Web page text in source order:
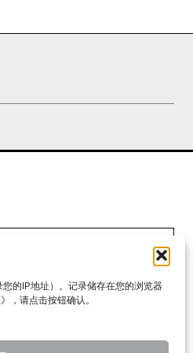
的IP地址）。记录储存在您的浏览器
，请点击按钮确认。
我要加入